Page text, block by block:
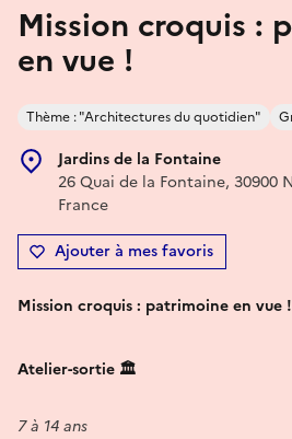
Mission croquis :
en vue !
Thème : "Architectures du quotidien"
Jardins de la Fontaine
26 Quai de la Fontaine, 30900
France
Ajouter à mes favoris
Mission croquis : patrimoine en vue !
Atelier-sortie 🏛️
7 à 14 ans